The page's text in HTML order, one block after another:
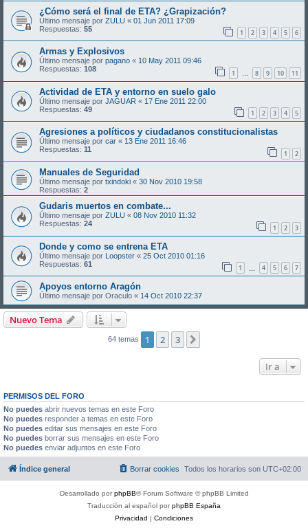
¿Cómo será el final de ETA? ¿Grapización?
Último mensaje por ZULU « 01 Jun 2011 17:09
Respuestas: 55 1 2 3 4 5 6
Armas y Explosivos
Último mensaje por pagano « 10 May 2011 09:46
Respuestas: 108 1 … 8 9 10 11
Actividad de ETA y entorno en suelo galo
Último mensaje por JAGUAR « 17 Ene 2011 22:00
Respuestas: 49 1 2 3 4 5
Agresiones a políticos y ciudadanos constitucionalistas
Último mensaje por car « 13 Ene 2011 16:46
Respuestas: 11 1 2
Manuales de Seguridad
Último mensaje por txindoki « 30 Nov 2010 19:58
Respuestas: 2
Gudaris muertos en combate...
Último mensaje por ZULU « 08 Nov 2010 11:32
Respuestas: 24 1 2 3
Donde y como se entrena ETA
Último mensaje por Loopster « 25 Oct 2010 01:16
Respuestas: 61 1 4 5 6 7
Apoyos entorno Aragón
Último mensaje por Oraculo « 14 Oct 2010 22:37
Nuevo Tema
64 temas 1 2 3
Ir a
PERMISOS DEL FORO
No puedes abrir nuevos temas en este Foro
No puedes responder a temas en este Foro
No puedes editar sus mensajes en este Foro
No puedes borrar sus mensajes en este Foro
No puedes enviar adjuntos en este Foro
Índice general Todos los horarios son UTC+02:00
Borrar cookies
Desarrollado porphpBB® Forum Software © phpBB Limited
Traducción al español porphpBB España
Privacidad | Condiciones